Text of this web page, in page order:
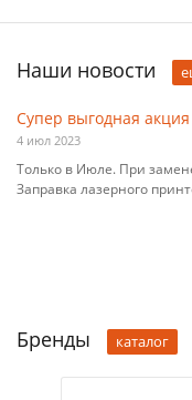
Наши новости
Супер выгодная
4 июл 2023
Только в Июле. При
Заправка лазерного
Бренды каталог